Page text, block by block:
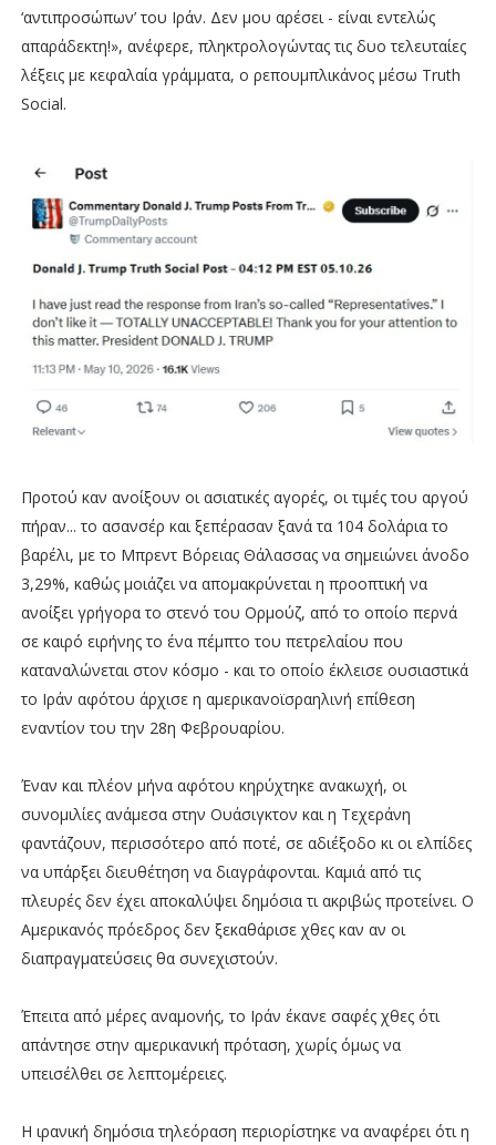
‘αντιπροσώπων’ του Ιράν. Δεν μου αρέσει - είναι εντελώς
απαράδεκτη!», ανέφερε, πληκτρολογώντας τις δυο τελευταίες
λέξεις με κεφαλαία γράμματα, ο ρεπουμπλικάνος μέσω Truth
Social.
Προτού καν ανοίξουν οι ασιατικές αγορές, οι τιμές του αργού
πήραν... το ασανσέρ και ξεπέρασαν ξανά τα 104 δολάρια το
βαρέλι, με το Μπρεντ Βόρειας Θάλασσας να σημειώνει άνοδο
3,29%, καθώς μοιάζει να απομακρύνεται η προοπτική να
ανοίξει γρήγορα το στενό του Ορμούζ, από το οποίο περνά
σε καιρό ειρήνης το ένα πέμπτο του πετρελαίου που
καταναλώνεται στον κόσμο - και το οποίο έκλεισε ουσιαστικά
το Ιράν αφότου άρχισε η αμερικανοϊσραηλινή επίθεση
εναντίον του την 28η Φεβρουαρίου.
Έναν και πλέον μήνα αφότου κηρύχτηκε ανακωχή, οι
συνομιλίες ανάμεσα στην Ουάσιγκτον και η Τεχεράνη
φαντάζουν, περισσότερο από ποτέ, σε αδιέξοδο κι οι ελπίδες
να υπάρξει διευθέτηση να διαγράφονται. Καμιά από τις
πλευρές δεν έχει αποκαλύψει δημόσια τι ακριβώς προτείνει. Ο
Αμερικανός πρόεδρος δεν ξεκαθάρισε χθες καν αν οι
διαπραγματεύσεις θα συνεχιστούν.
Έπειτα από μέρες αναμονής, το Ιράν έκανε σαφές χθες ότι
απάντησε στην αμερικανική πρόταση, χωρίς όμως να
υπεισέλθει σε λεπτομέρειες.
Η ιρανική δημόσια τηλεόραση περιορίστηκε να αναφέρει ότι η